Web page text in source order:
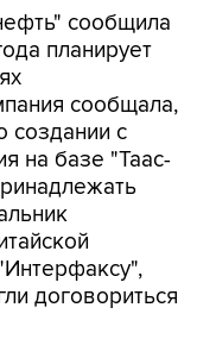
сообщила
планирует
сообщала,
создании с
на базе "Таас-
договориться